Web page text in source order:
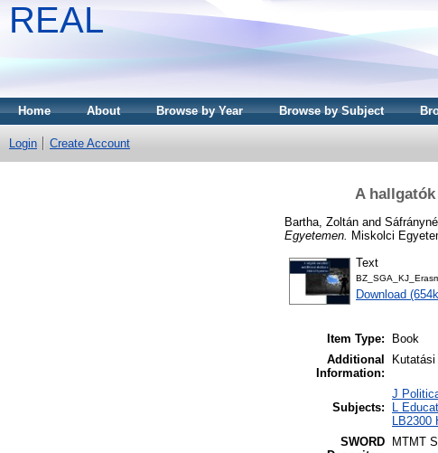
REAL
Home About Browse by Year Browse by Subject
Login Create Account
A
Bartha, Zoltán and
Egyetemen. Miskolci
Text
Download
Item Type:
Book
Additional
Information:
Subjects:
J
L
LB2300
SWORD
MTMT